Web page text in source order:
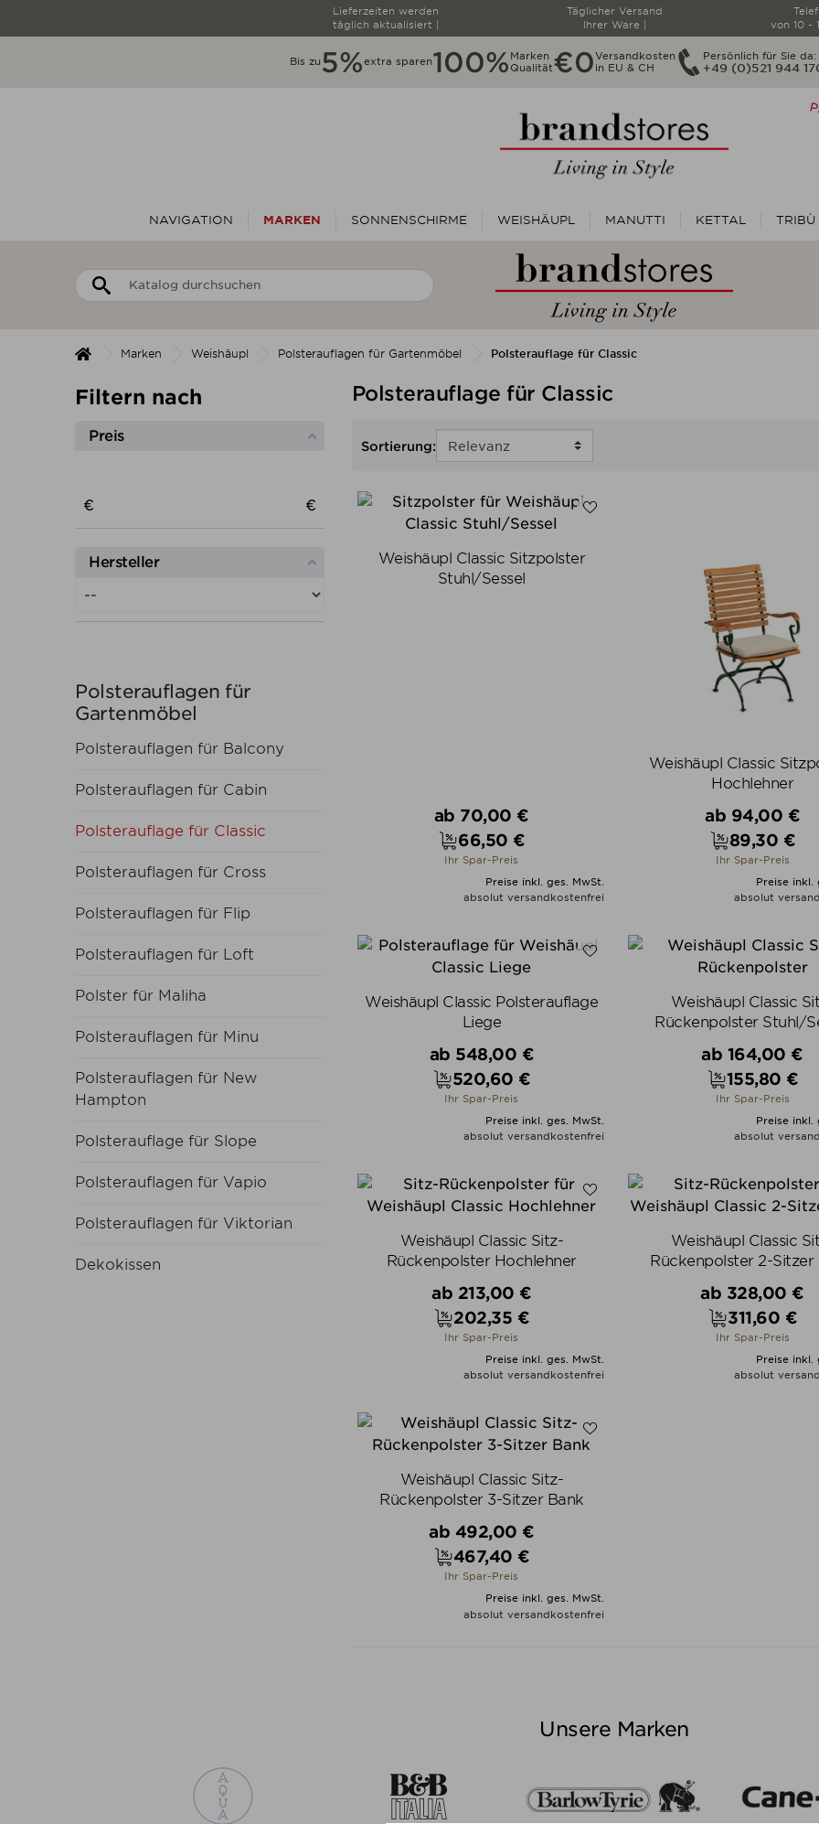
Lieferzeiten werden
täglich aktualisiert |
Täglicher Versand
Ihrer Ware |
von 10 -
Bis zu 5%extra sparen100% Marken
Qualität€0Versandkosten
in EU & CH
Persönlich für Sie da:
+49 (0)521 944
NAVIGATION MARKEN SONNENSCHIRME WEISHÄUPL MANUTTI KETTAL TRIBÙ
Marken Weishäupl Polsterauflagen für Gartenmöbel Polsterauflage für Classic
Filtern nach
Preis
Preis von
€ Preis bis
€
Hersteller
Polsterauflagen für
Gartenmöbel
Polsterauflagen für Balcony
Polsterauflagen für Cabin
Polsterauflage für Classic
Polsterauflagen für Cross
Polsterauflagen für Flip
Polsterauflagen für Loft
Polster für Maliha
Polsterauflagen für Minu
Polsterauflagen für New
Hampton
Polsterauflage für Slope
Polsterauflagen für Vapio
Polsterauflagen für Viktorian
Dekokissen
Polsterauflage für Classic
Sortierung:
Weishäupl Classic Sitzpolster
Stuhl/Sessel
Verkaufspreis
ab 70,00 €
Preis
66,50 €
Ihr Spar-Preis
Preise inkl. ges. MwSt.
absolut versandkostenfrei
Weishäupl Classic
Hochlehner
Verkaufspreis
ab 94,00 €
Preis
89,30 €
Ihr Spar-Preis
Preise inkl.
absolut
Weishäupl Classic Polsterauflage
Liege
Verkaufspreis
ab 548,00 €
Preis
520,60 €
Ihr Spar-Preis
Preise inkl. ges. MwSt.
absolut versandkostenfrei
Weishäupl Classic
Rückenpolster Stuhl/
Verkaufspreis
ab 164,00 €
Preis
155,80 €
Ihr Spar-Preis
Preise inkl.
absolut
Weishäupl Classic Sitz-
Rückenpolster Hochlehner
Verkaufspreis
ab 213,00 €
Preis
202,35 €
Ihr Spar-Preis
Preise inkl. ges. MwSt.
absolut versandkostenfrei
Weishäupl Classic
Rückenpolster 2-Sitzer
Verkaufspreis
ab 328,00 €
Preis
311,60 €
Ihr Spar-Preis
Preise inkl.
absolut
Weishäupl Classic Sitz-
Rückenpolster 3-Sitzer Bank
Verkaufspreis
ab 492,00 €
Preis
467,40 €
Ihr Spar-Preis
Preise inkl. ges. MwSt.
absolut versandkostenfrei
Unsere Marken